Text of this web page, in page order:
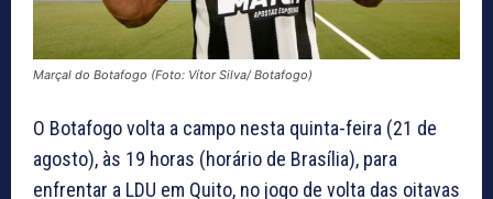
Marçal do Botafogo (Foto: Vítor Silva/ Botafogo)
O Botafogo volta a campo nesta quinta-feira (21 de
agosto), às 19 horas (horário de Brasília), para
enfrentar a LDU em Quito, no jogo de volta das oitavas